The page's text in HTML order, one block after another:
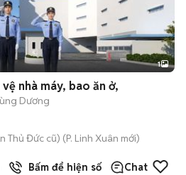
1
nhà máy, bao ăn ở,
Dương
Thủ Đức cũ) (P. Linh Xuân mới)
Bấm để hiện số Chat